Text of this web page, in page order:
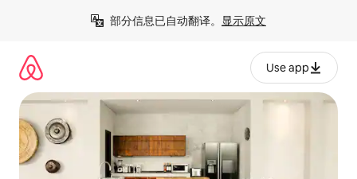
部分信息已自动翻译。 显示原文
Use app